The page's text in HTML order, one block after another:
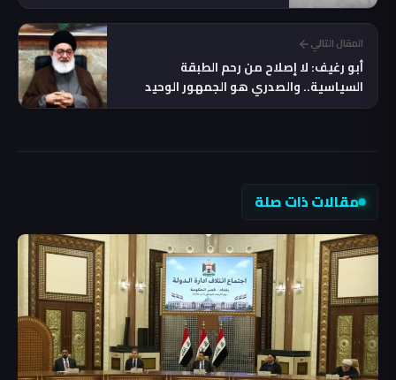
المقال التالي
أبو رغيف: لا إصلاح من رحم الطبقة
السياسية.. والصدري هو الجمهور الوحيد
مقالات ذات صلة